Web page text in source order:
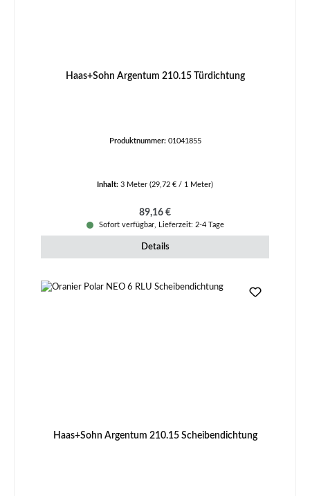
Haas+Sohn Argentum 210.15 Türdichtung
Produktnummer: 01041855
Inhalt: 3 Meter (29,72 € / 1 Meter)
Regulärer Preis:
89,16 €
Sofort verfügbar, Lieferzeit: 2-4 Tage
Details
Haas+Sohn Argentum 210.15 Scheibendichtung